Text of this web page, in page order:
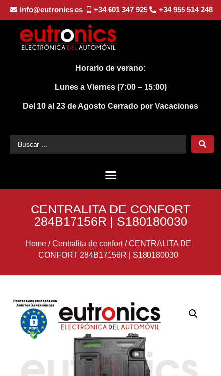
info@eutronics.es +34 601 347 925 +34 955 514 248
Horario de verano:
Lunes a Viernes (7:00 – 15:00)
Del 10 al 23 de Agosto Cerrado por Vacaciones
CENTRALITA DE CONFORT
284B17156R | S180180030
Home /Centralita de confort/CENTRALITA DE
CONFORT 284B17156R | S180180030